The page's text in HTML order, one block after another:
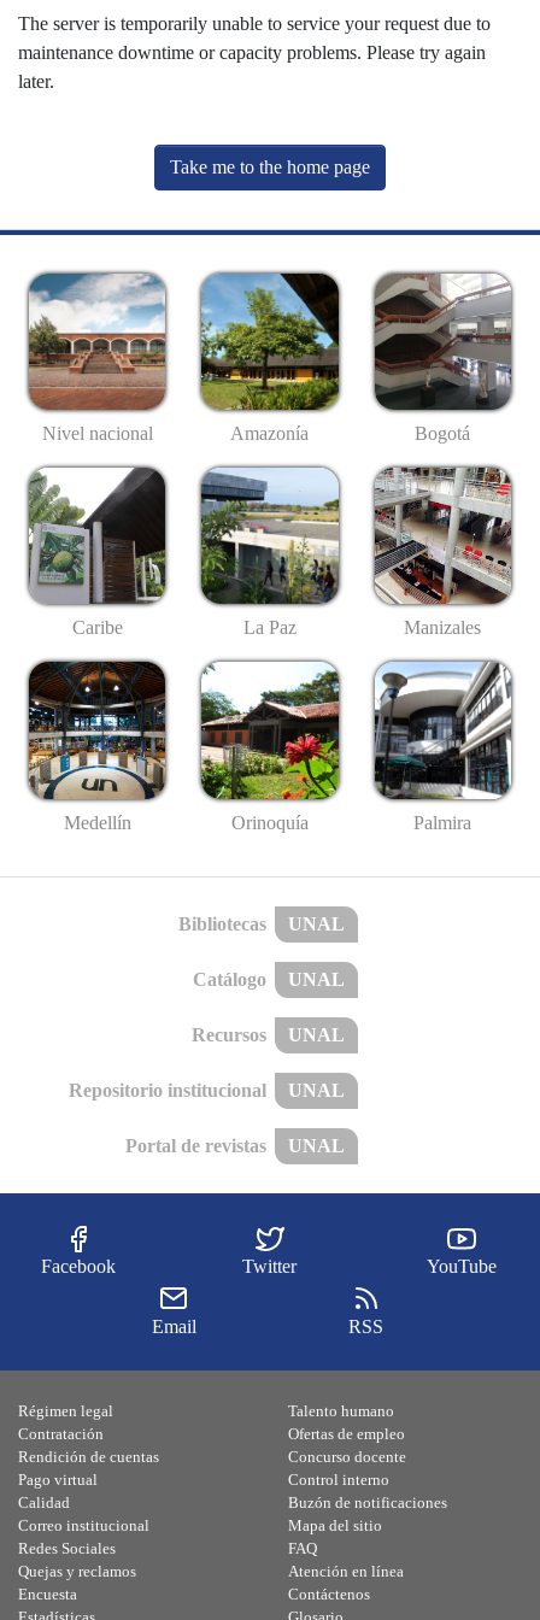
The server is temporarily unable to service your request due to
maintenance downtime or capacity problems. Please try again
later.
Take me to the home page
Nivel nacional Amazonía Bogotá
Caribe La Paz Manizales
Medellín Orinoquía Palmira
Bibliotecas UNAL
Catálogo UNAL
Recursos UNAL
Repositorio institucional UNAL
Portal de revistas UNAL
Facebook Twitter YouTube
Email RSS
Régimen legal
Contratación
Rendición de cuentas
Pago virtual
Calidad
Talento humano
Ofertas de empleo
Concurso docente
Control interno
Buzón de notificaciones
Correo institucional
Redes Sociales
Quejas y reclamos
Encuesta
Mapa del sitio
FAQ
Atención en línea
Contáctenos